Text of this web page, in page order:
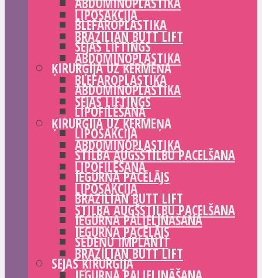
BLEFAROPLASTIKA
SEJAS LIFTINGS
ĶIRURĢIJA UZ ĶERMEŅA
ABDOMINOPLASTIKA
LIPOFILĒŠANA
LIPOSAKCIJA
STILBA AUGŠSTILBU PACELŠANA
IEGURŅA PACĒLĀJS
BRAZILIAN BUTT LIFT
IEGURŅA PALIELINĀŠANA
SĒDEŅU IMPLANTI
SEJAS ĶIRURĢIJA
LIPOSAKCIJA
BRAZILIAN BUTT LIFT
ABDOMINOPLASTIKA
BLEFAROPLASTIKA
SEJAS LIFTINGS
ĶIRURĢIJA UZ ĶERMEŅA
ABDOMINOPLASTIKA
LIPOFILĒŠANA
LIPOSAKCIJA
STILBA AUGŠSTILBU PACELŠANA
IEGURŅA PACĒLĀJS
BRAZILIAN BUTT LIFT